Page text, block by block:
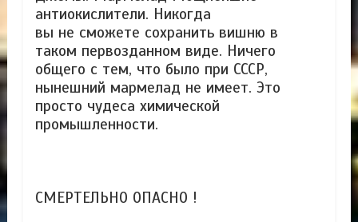
антиокислители. Никогда
вы не сможете сохранить вишню в
таком первозданном виде. Ничего
общего с тем, что было при СССР,
нынешний мармелад не имеет. Это
просто чудеса химической
промышленности.
СМЕРТЕЛЬНО ОПАСНО !